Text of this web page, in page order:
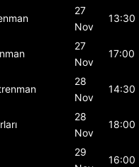
27
Nov
13:30
27
Nov
17:00
28
Nov
14:30
28
Nov
18:00
29
16:00